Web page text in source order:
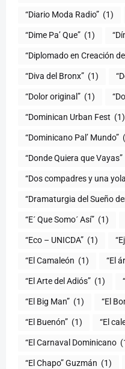
“Diario Moda Radio” (1)
“Dime Pa’ Que” (1)
“Diplomado en Creación
“Diva del Bronx” (1)
“Dolor original” (1)
“Dominican Urban Fest (1)
“Dominicano Pal’ Mundo”
“Donde Quiera que Vayas”
“Dos compadres y una
“Dramaturgia del Sueño
“E´ Que Somo´ Así” (1)
“Eco – UNICDA” (1)
“El Camaleón (1) “El
“El Arte del Adiós” (1)
“El Big Man” (1) “El
“El Buenón” (1) “El
“El Carnaval Dominicano
“El Chapo” Guzmán (1)